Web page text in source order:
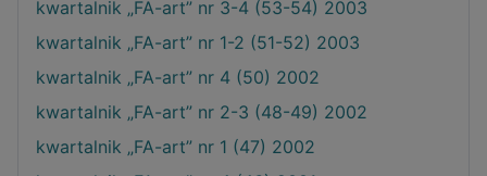
kwartalnik „FA-art” nr 3-4 (53-54) 2003
kwartalnik „FA-art” nr 1-2 (51-52) 2003
kwartalnik „FA-art” nr 4 (50) 2002
kwartalnik „FA-art” nr 2-3 (48-49) 2002
kwartalnik „FA-art” nr 1 (47) 2002